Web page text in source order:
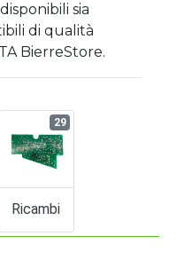
sia
di qualità
BierreStore.
Ricambi
29